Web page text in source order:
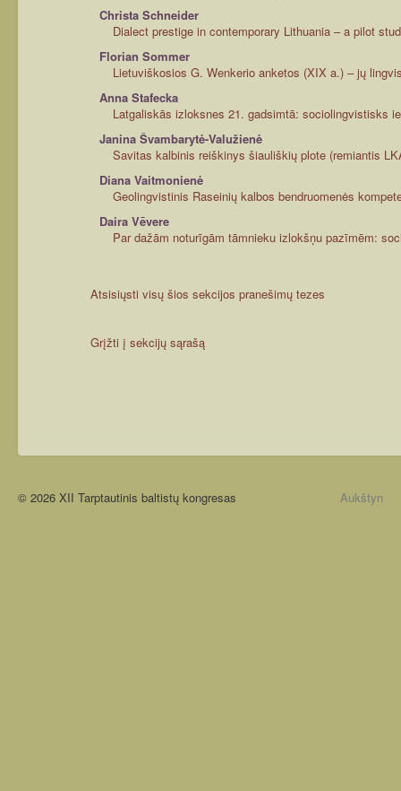
Christa Schneider
Dialect prestige in contemporary Lithuania – a pilot
Florian Sommer
Lietuviškosios G. Wenkerio anketos (XIX a.) – jų
Anna Stafecka
Latgaliskās izloksnes 21. gadsimtā: sociolingvistisks
Janina Švambarytė-Valužienė
Savitas kalbinis reiškinys šiauliškių plote (remiantis
Diana Vaitmonienė
Geolingvistinis Raseinių kalbos bendruomenės
Daira Vēvere
Par dažām noturīgām tāmnieku izlokšņu pazīmēm:
Atsisiųsti visų šios sekcijos pranešimų tezes
Grįžti į sekcijų sąrašą
Aukštyn
© 2026 XII Tarptautinis baltistų kongresas